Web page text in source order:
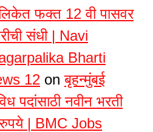
फक्त 12 वी पासवर
संधी | Navi
Bharti
12 onबृहन्मुंबई
पदांसाठी नवीन भरती
| BMC Jobs